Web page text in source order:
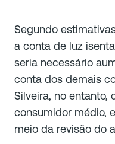
Segundo
a conta de luz
seria necessário
conta dos demais
Silveira, no entanto,
consumidor médio,
meio da revisão do